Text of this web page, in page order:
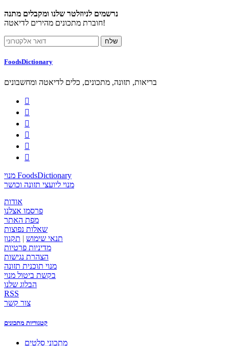
נרשמים לניוזלטר שלנו ומקבלים מתנה
חוברת מתכונים מהירים לדיאטה!
FoodsDictionary
בריאות, תזונה, מתכונים, כלים לדיאטה ומחשבונים






מנוי FoodsDictionary
מנוי ליועצי תזונה וכושר
אודות
פרסמו אצלנו
מפת האתר
שאלות נפוצות
תנאי שימוש | תקנון
מדיניות פרטיות
הצהרת נגישות
מנוי תוכנית תזונה
בקשת ביטול מנוי
הבלוג שלנו
RSS
צור קשר
קטגוריות מתכונים
מתכוני סלטים